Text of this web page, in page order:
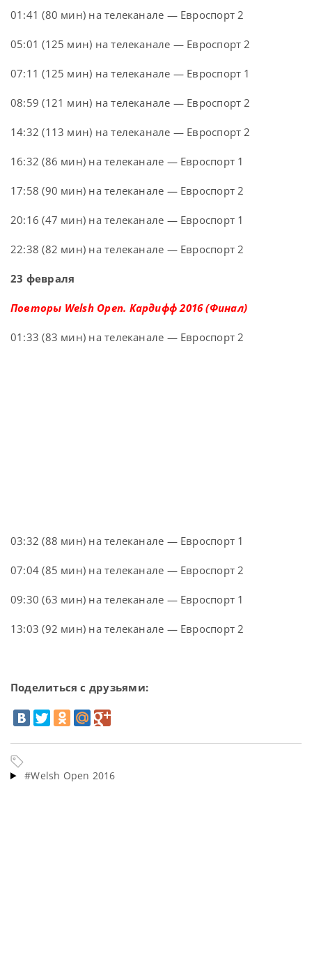
01:41 (80 мин) на телеканале — Евроспорт 2
05:01 (125 мин) на телеканале — Евроспорт 2
07:11 (125 мин) на телеканале — Евроспорт 1
08:59 (121 мин) на телеканале — Евроспорт 2
14:32 (113 мин) на телеканале — Евроспорт 2
16:32 (86 мин) на телеканале — Евроспорт 1
17:58 (90 мин) на телеканале — Евроспорт 2
20:16 (47 мин) на телеканале — Евроспорт 1
22:38 (82 мин) на телеканале — Евроспорт 2
23 февраля
Повторы Welsh Open. Кардифф 2016 (Финал)
01:33 (83 мин) на телеканале — Евроспорт 2
03:32 (88 мин) на телеканале — Евроспорт 1
07:04 (85 мин) на телеканале — Евроспорт 2
09:30 (63 мин) на телеканале — Евроспорт 1
13:03 (92 мин) на телеканале — Евроспорт 2
Поделиться с друзьями:
#Welsh Open 2016